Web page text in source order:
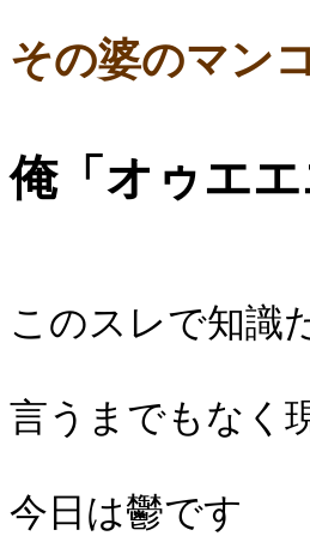
その婆のマン
俺「オゥエ
このスレで知識
言うまでもなく
今日は鬱です